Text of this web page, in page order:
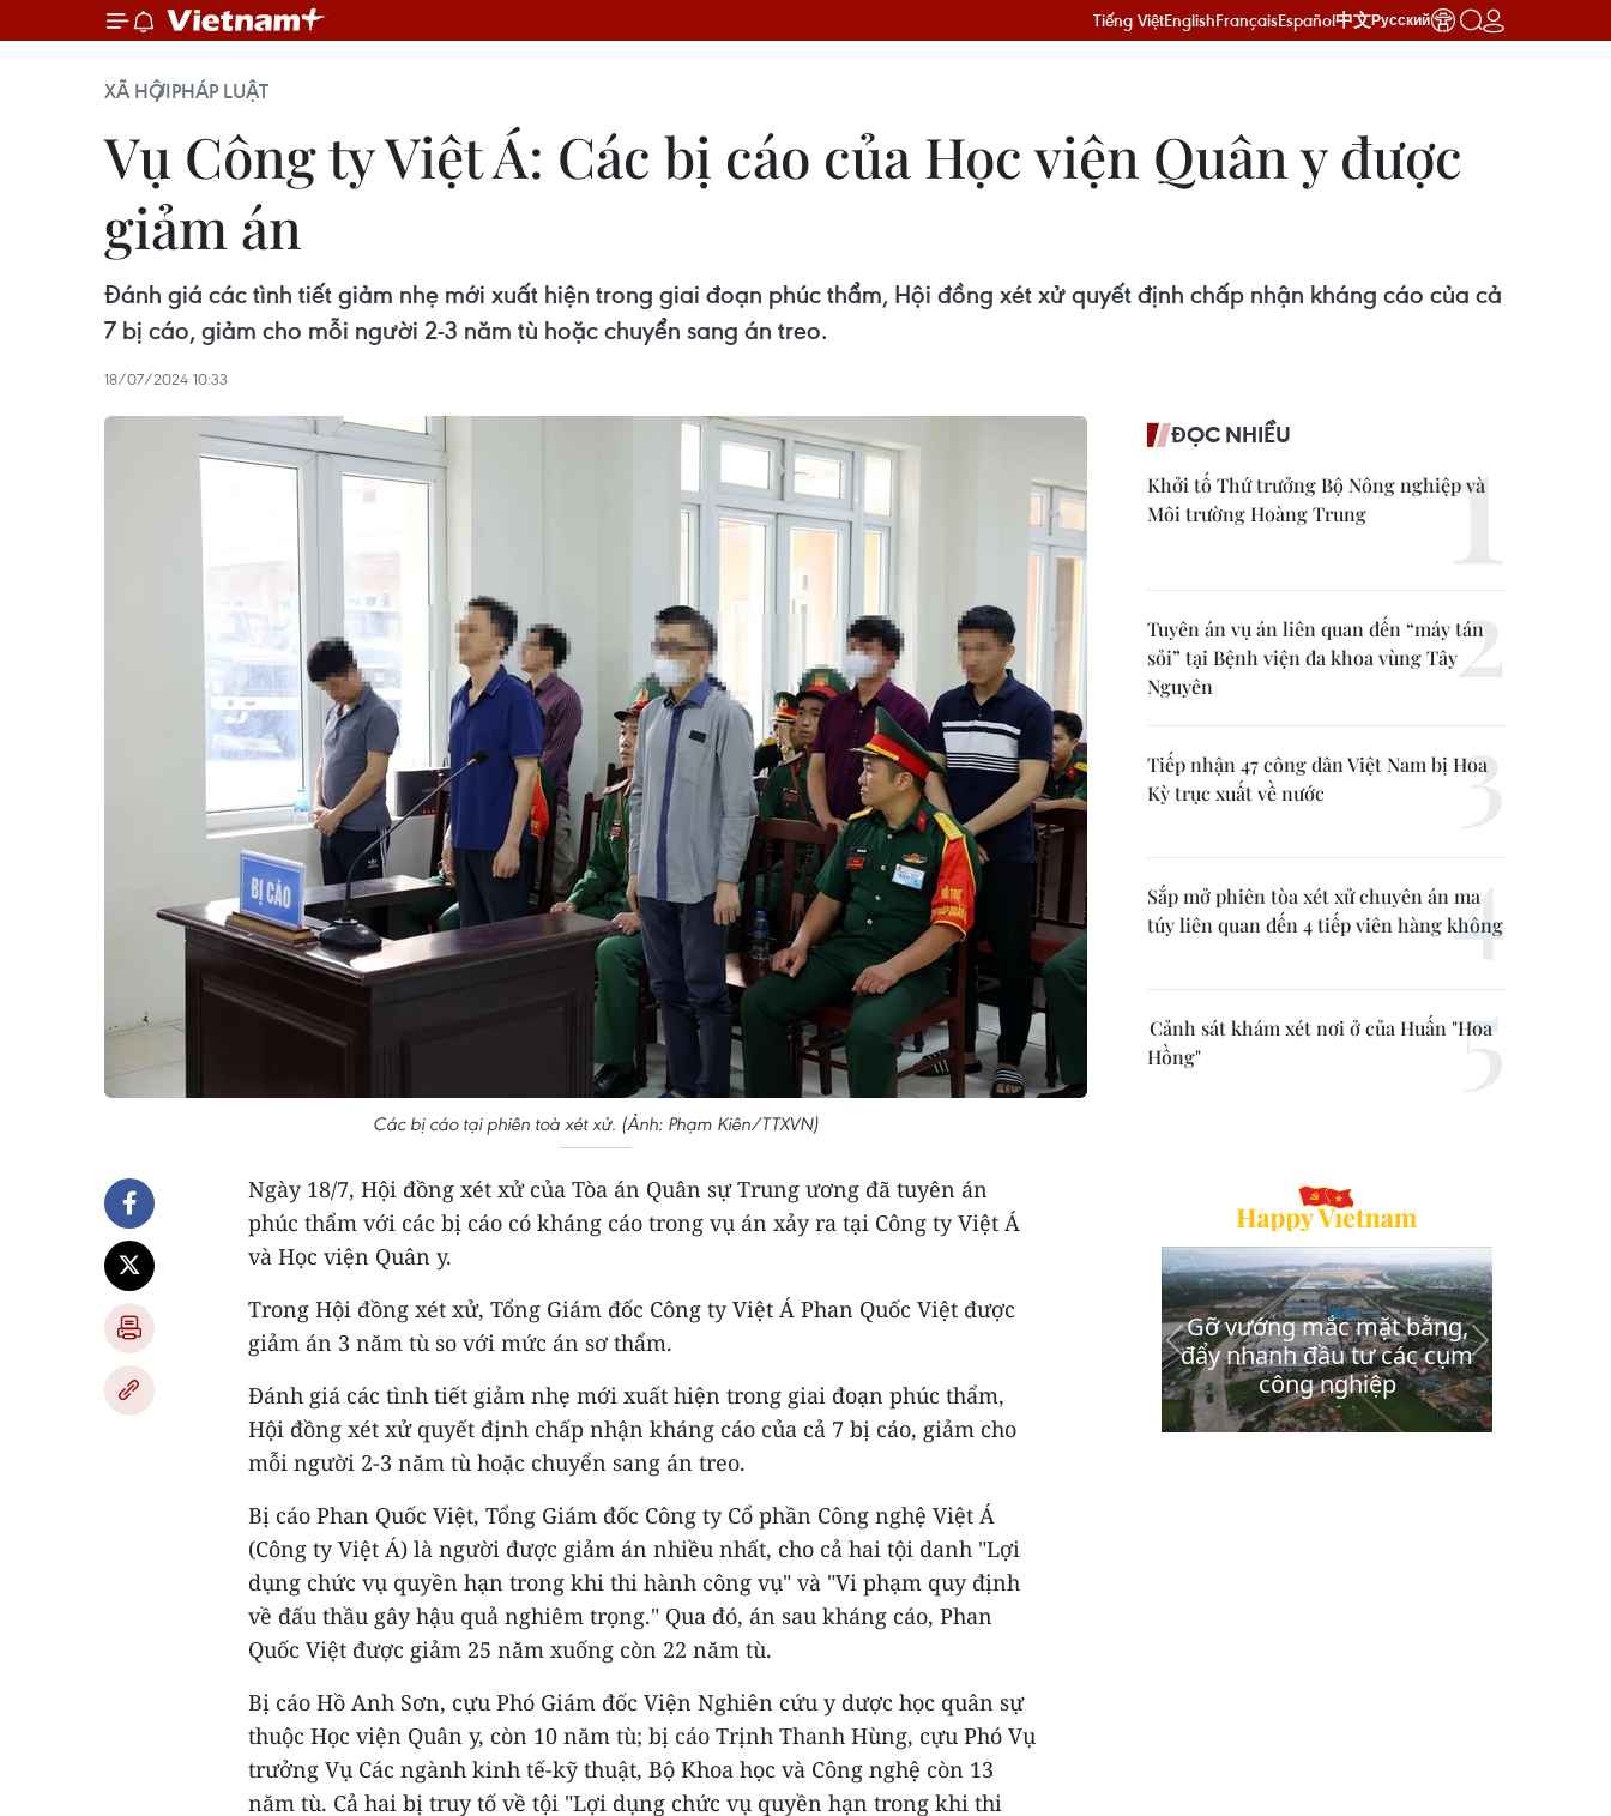
Tiếng ViệtEnglishFrançaisEspañol中文Русский
XÃ HỘIPHÁP LUẬT
Vụ Công ty Việt Á: Các bị cáo của Học viện Quân y được
giảm án
Đánh giá các tình tiết giảm nhẹ mới xuất hiện trong giai đoạn phúc thẩm, Hội đồng xét xử quyết định chấp nhận kháng cáo của cả
7 bị cáo, giảm cho mỗi người 2-3 năm tù hoặc chuyển sang án treo.
18/07/2024 10:33
Các bị cáo tại phiên toà xét xử. (Ảnh: Phạm Kiên/TTXVN)
Ngày 18/7, Hội đồng xét xử của Tòa án Quân sự Trung ương đã tuyên án
phúc thẩm với các bị cáo có kháng cáo trong vụ án xảy ra tại Công ty Việt Á
và Học viện Quân y.
Trong Hội đồng xét xử, Tổng Giám đốc Công ty Việt Á Phan Quốc Việt được
giảm án 3 năm tù so với mức án sơ thẩm.
Đánh giá các tình tiết giảm nhẹ mới xuất hiện trong giai đoạn phúc thẩm,
Hội đồng xét xử quyết định chấp nhận kháng cáo của cả 7 bị cáo, giảm cho
mỗi người 2-3 năm tù hoặc chuyển sang án treo.
Bị cáo Phan Quốc Việt, Tổng Giám đốc Công ty Cổ phần Công nghệ Việt Á
(Công ty Việt Á) là người được giảm án nhiều nhất, cho cả hai tội danh "Lợi
dụng chức vụ quyền hạn trong khi thi hành công vụ" và "Vi phạm quy định
về đấu thầu gây hậu quả nghiêm trọng." Qua đó, án sau kháng cáo, Phan
Quốc Việt được giảm 25 năm xuống còn 22 năm tù.
Bị cáo Hồ Anh Sơn, cựu Phó Giám đốc Viện Nghiên cứu y dược học quân sự
thuộc Học viện Quân y, còn 10 năm tù; bị cáo Trịnh Thanh Hùng, cựu Phó Vụ
trưởng Vụ Các ngành kinh tế-kỹ thuật, Bộ Khoa học và Công nghệ còn 13
năm tù. Cả hai bị truy tố về tội "Lợi dụng chức vụ quyền hạn trong khi thi
ĐỌC NHIỀU
Khởi tố Thứ trưởng Bộ Nông nghiệp và
Môi trường Hoàng Trung
Tuyên án vụ án liên quan đến “máy tán
sỏi” tại Bệnh viện đa khoa vùng Tây
Nguyên
Tiếp nhận 47 công dân Việt Nam bị Hoa
Kỳ trục xuất về nước
Sắp mở phiên tòa xét xử chuyên án ma
túy liên quan đến 4 tiếp viên hàng không
Cảnh sát khám xét nơi ở của Huấn "Hoa
Hồng"